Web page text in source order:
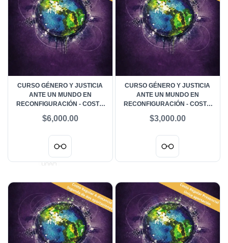
CURSO GÉNERO Y JUSTICIA
ANTE UN MUNDO EN
RECONFIGURACIÓN - COSTO
$6,000.00
CURSO GÉNERO Y JUSTICIA
ANTE UN MUNDO EN
RECONFIGURACIÓN - COSTO
PRIMERA DE DOS
$3,000.00